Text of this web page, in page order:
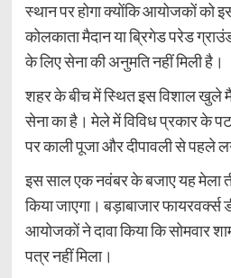
स्थान पर होगा क्योंकि आयोजकों को
कोलकाता मैदान या ब्रिगेड परेड
के लिए सेना की अनुमति नहीं मिली है।
शहर के बीच में स्थित इस विशाल खुले
सेना का है। मेले में विविध प्रकार के
पर काली पूजा और दीपावली से पहले
इस साल एक नवंबर के बजाए यह मेला
किया जाएगा। बड़ाबाजार
आयोजकों ने दावा किया कि सोमवार
पत्र नहीं मिला।